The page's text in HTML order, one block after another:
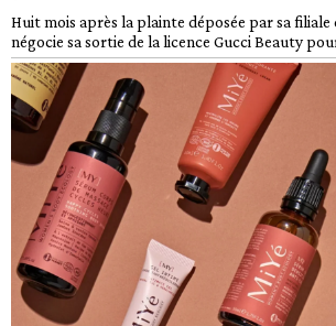
Huit mois après la plainte déposée par sa
négocie sa sortie de la licence Gucci Beauty